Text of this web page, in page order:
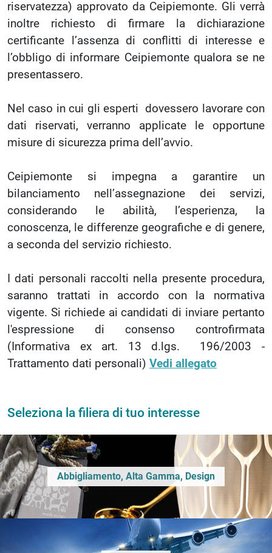
riservatezza) approvato da Ceipiemonte. Gli verrà
inoltre richiesto di firmare la dichiarazione
certificante l’assenza di conflitti di interesse e
l’obbligo di informare Ceipiemonte qualora se ne
presentassero.
Nel caso in cui gli esperti dovessero lavorare con
dati riservati, verranno applicate le opportune
misure di sicurezza prima dell’avvio.
Ceipiemonte si impegna a garantire un
bilanciamento nell’assegnazione dei servizi,
considerando le abilità, l’esperienza, la
conoscenza, le differenze geografiche e di genere,
a seconda del servizio richiesto.
I dati personali raccolti nella presente procedura,
saranno trattati in accordo con la normativa
vigente. Si richiede ai candidati di inviare pertanto
l'espressione di consenso controfirmata
(Informativa ex art. 13 d.lgs. 196/2003 -
Trattamento dati personali) Vedi allegato
Seleziona la filiera di tuo interesse
Abbigliamento, Alta Gamma, Design